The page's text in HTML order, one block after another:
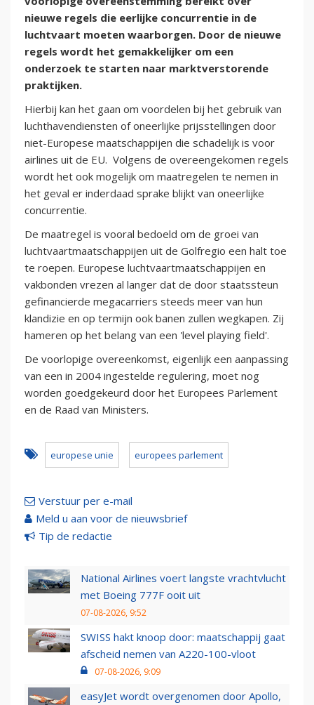
nieuwe regels die eerlijke concurrentie in de
luchtvaart moeten waarborgen. Door de nieuwe
regels wordt het gemakkelijker om een
onderzoek te starten naar marktverstorende
praktijken.
Hierbij kan het gaan om voordelen bij het gebruik van
luchthavendiensten of oneerlijke prijsstellingen door
niet-Europese maatschappijen die schadelijk is voor
airlines uit de EU. Volgens de overeengekomen regels
wordt het ook mogelijk om maatregelen te nemen in
het geval er inderdaad sprake blijkt van oneerlijke
concurrentie.
De maatregel is vooral bedoeld om de groei van
luchtvaartmaatschappijen uit de Golfregio een halt toe
te roepen. Europese luchtvaartmaatschappijen en
vakbonden vrezen al langer dat de door staatssteun
gefinancierde megacarriers steeds meer van hun
klandizie en op termijn ook banen zullen wegkapen. Zij
hameren op het belang van een 'level playing field'.
De voorlopige overeenkomst, eigenlijk een aanpassing
van een in 2004 ingestelde regulering, moet nog
worden goedgekeurd door het Europees Parlement
en de Raad van Ministers.
europese unie europees parlement
Verstuur per e-mail
Meld u aan voor de nieuwsbrief
Tip de redactie
National Airlines voert langste vrachtvlucht
met Boeing 777F ooit uit
07-08-2026, 9:52
SWISS hakt knoop door: maatschappij gaat
afscheid nemen van A220-100-vloot
07-08-2026, 9:09
easyJet wordt overgenomen door Apollo,